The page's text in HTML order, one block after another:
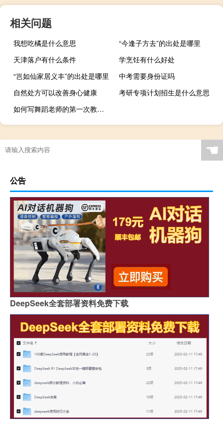
相关问题
我想吃橘是什么意思
“今逢子方去”的出处是哪里
天津落户有什么条件
学烹饪有什么好处
“岂如仙家居义丰”的出处是哪里
中考需要身份证吗
自然处方可以改善身心健康
考研专项计划招生是什么意思
如何写舞蹈老师的第一次教学感受
☚
公告
DeepSeek全套部署资料免费下载